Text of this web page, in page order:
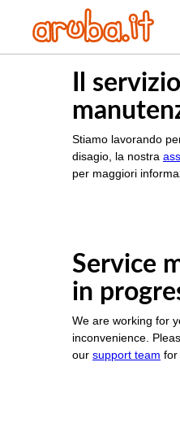
Il
Stiamo lavorando
disagio, la nostra
per maggiori
Service
in
We are working for
inconvenience.
our support team for